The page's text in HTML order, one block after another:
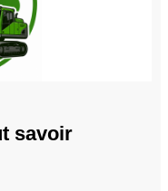
savoir